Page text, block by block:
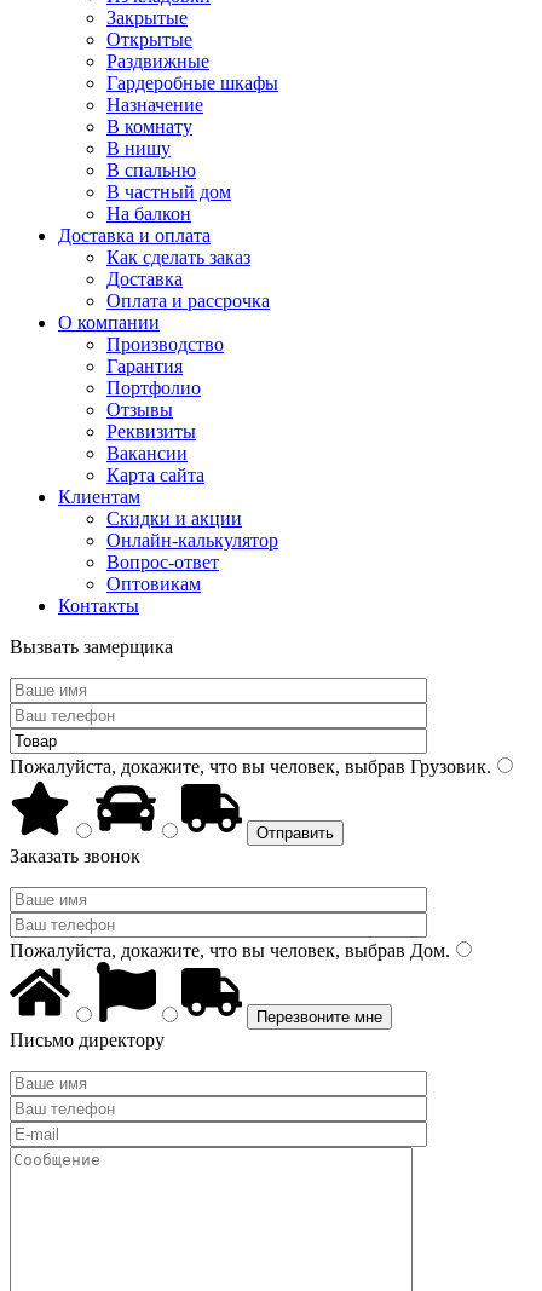
Закрытые
Открытые
Раздвижные
Гардеробные шкафы
Назначение
В комнату
В нишу
В спальню
В частный дом
На балкон
Доставка и оплата
Как сделать заказ
Доставка
Оплата и рассрочка
О компании
Производство
Гарантия
Портфолио
Отзывы
Реквизиты
Вакансии
Карта сайта
Клиентам
Скидки и акции
Онлайн-калькулятор
Вопрос-ответ
Оптовикам
Контакты
Вызвать замерщика
Пожалуйста, докажите, что вы человек, выбрав Грузовик.
Заказать звонок
Пожалуйста, докажите, что вы человек, выбрав Дом.
Письмо директору